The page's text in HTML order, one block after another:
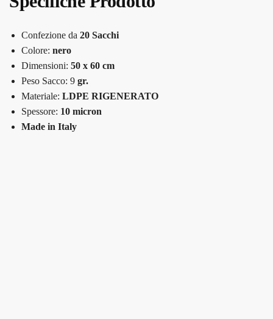
Confezione da 20 Sacchi
Colore: nero
Dimensioni: 50 x 60 cm
Peso Sacco: 9 gr.
Materiale: LDPE RIGENERATO
Spessore: 10 micron
Made in Italy